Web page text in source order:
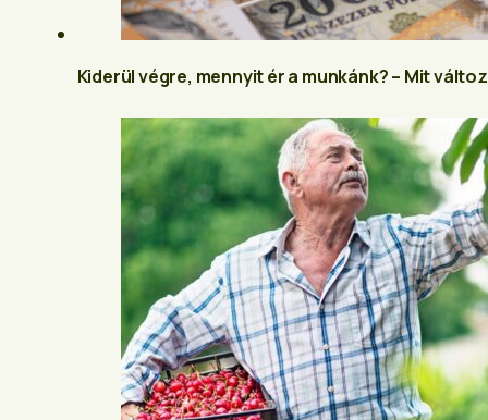
Kiderül végre, mennyit ér a munkánk? – Mit